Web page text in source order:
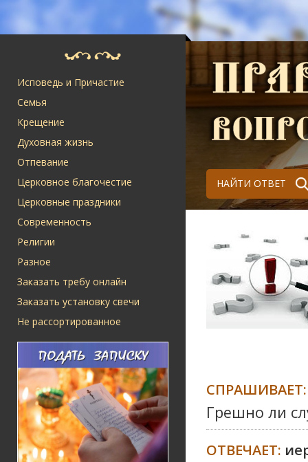
Исповедь и Причастие
Семья
Крещение
Духовная жизнь
Отпевание
Церковное благочестие
Церковные праздники
Современность
Религии
Разное
Заказать требу онлайн
Заказать установку свечи
Не рассортированное
НАЙТИ ОТВЕТ
СПРАШИВАЕТ:
Грешно ли
ОТВЕЧАЕТ: